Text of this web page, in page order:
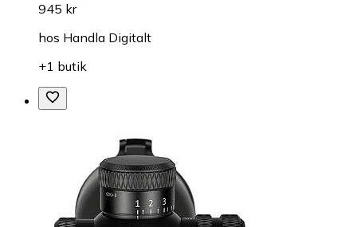
945 kr
hos Handla Digitalt
+1 butik